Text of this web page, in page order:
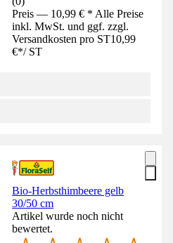
Preis — 10,99 € * Alle Preise
inkl. MwSt. und ggf. zzgl.
Versandkosten pro ST10,99
€*/ ST
Bio-Herbsthimbeere gelb
30/50 cm
Artikel wurde noch nicht
bewertet.